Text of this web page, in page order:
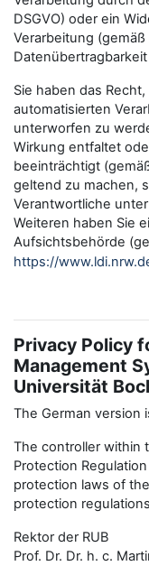
DSGVO) oder ein
Verarbeitung (gemäß
Sie haben das
automatisierten
unterworfen zu
Wirkung entfaltet
beeinträchtigt
geltend zu machen,
Verantwortliche
Weiteren haben Sie
Aufsichtsbehörde
https://
Privacy Policy
Management
Universität
The German version
The controller within
Protection
protection laws of
protection
Rektor der RUB
Prof. Dr. Dr. h. c.